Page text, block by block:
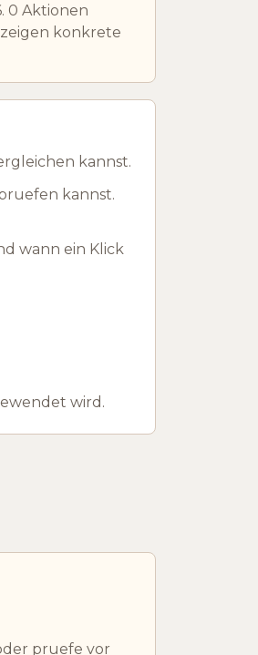
0 Aktionen
konkrete
kannst.
kannst.
wann ein Klick
wird.
pruefe vor